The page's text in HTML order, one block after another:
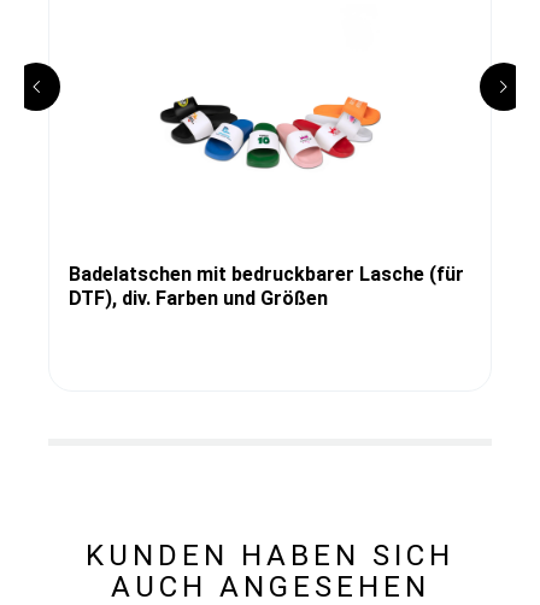
Badelatschen mit bedruckbarer Lasche (für
DTF), div. Farben und Größen
KUNDEN HABEN SICH
AUCH ANGESEHEN